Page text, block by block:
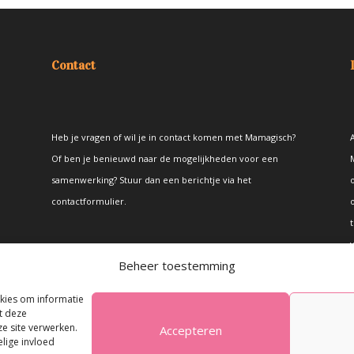
Beheer toestemming
om informatie
deze
site verwerken.
invloed
Accepteren
Contact
Heb je vragen of wil je in contact komen met Mamagisch?
Of ben je benieuwd naar de mogelijkheden voor een
samenwerking? Stuur dan een berichtje via het
contactformulier.